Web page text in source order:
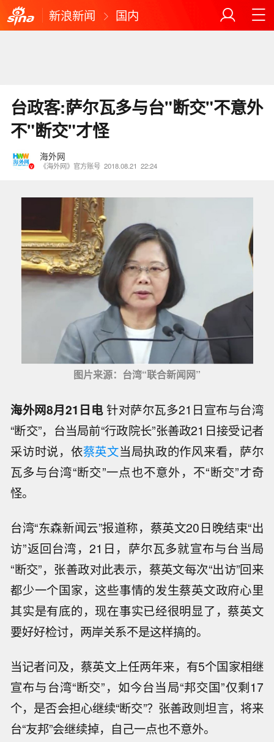
新浪新闻 国内
台政客:萨尔瓦多与台"断交"不意外
不"断交"才怪
海外网
《海外网》官方账号 2018.08.21 22:24
图片来源：台湾“联合新闻网”
海外网8月21日电针对萨尔瓦多21日宣布与台湾
“断交”，台当局前“行政院长”张善政21日接受记者
采访时说，依蔡英文当局执政的作风来看，萨尔
瓦多与台湾“断交”一点也不意外，不“断交”才奇
怪。
台湾“东森新闻云”报道称，蔡英文20日晚结束“出
访”返回台湾，21日，萨尔瓦多就宣布与台当局
“断交”，张善政对此表示，蔡英文每次“出访”回来
都少一个国家，这些事情的发生蔡英文政府心里
其实是有底的，现在事实已经很明显了，蔡英文
要好好检讨，两岸关系不是这样搞的。
当记者问及，蔡英文上任两年来，有5个国家相继
宣布与台湾“断交”，如今台当局“邦交国”仅剩17
个，是否会担心继续“断交”？张善政则坦言，将来
台“友邦”会继续掉，自己一点也不意外。